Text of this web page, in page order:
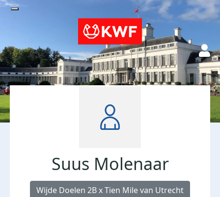
Suus Molenaar
Wijde Doelen 2B x Tien Mile van Utrecht